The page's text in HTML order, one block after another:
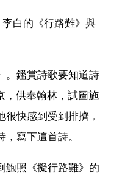
李白的《行路難》與
。鑑賞詩歌要知道詩
，供奉翰林，試圖施
快感到受到排擠，
寫下這首詩。
鮑照《擬行路難》的